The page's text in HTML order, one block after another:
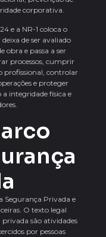
corporativa.
e a NR-1 coloca o
de ser avaliado
obra e passa a ser
processos, cumprir
profissional, controlar
e proteger
integridade física e
Segurança Privada e
O texto legal
privada são atividades
por pessoas